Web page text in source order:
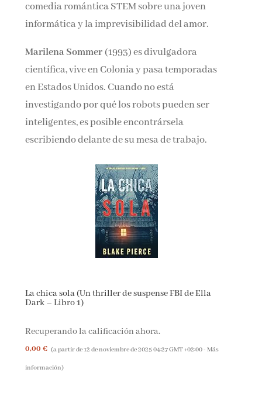
comedia romántica STEM sobre una joven
informática y la imprevisibilidad del amor.
Marilena Sommer (1993) es divulgadora
científica, vive en Colonia y pasa temporadas
en Estados Unidos. Cuando no está
investigando por qué los robots pueden ser
inteligentes, es posible encontrársela
escribiendo delante de su mesa de trabajo.
La chica sola (Un thriller de suspense FBI de Ella
Dark – Libro 1)
Recuperando la calificación ahora.
0,00 € (a partir de 12 de noviembre de 2025 04:27 GMT +02:00 -Más
información)